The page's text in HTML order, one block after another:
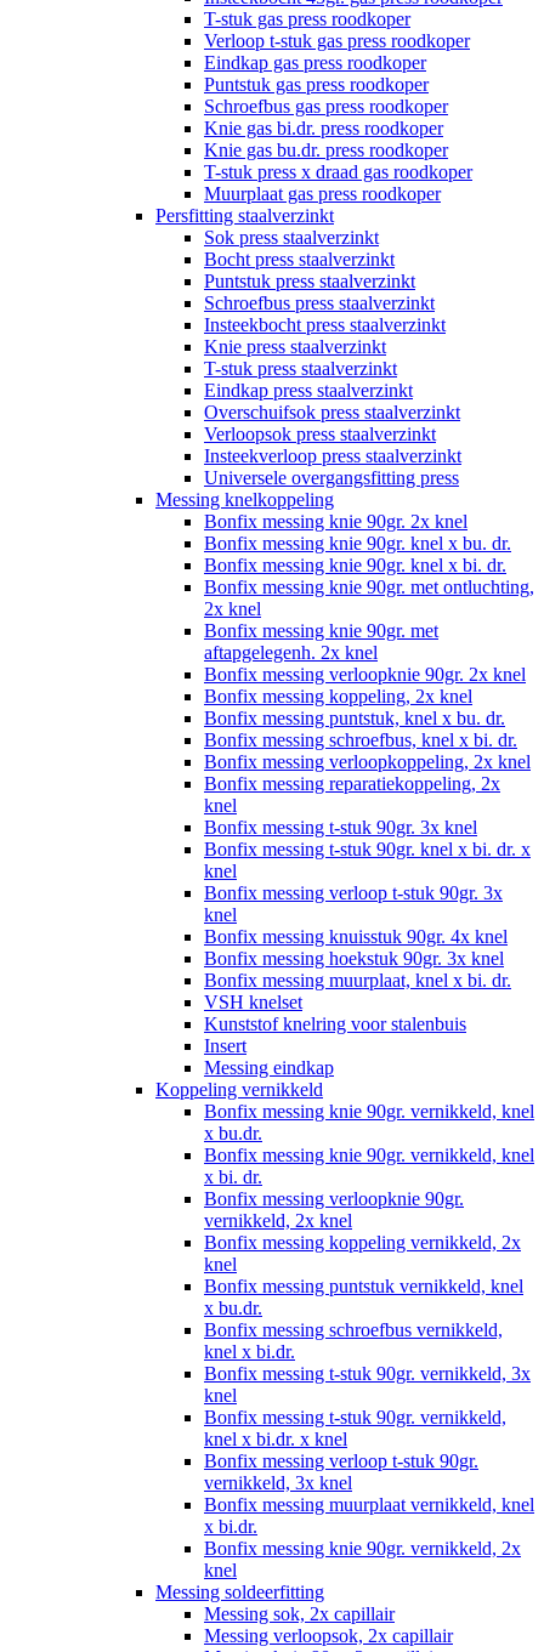
T-stuk gas press roodkoper
Verloop t-stuk gas press roodkoper
Eindkap gas press roodkoper
Puntstuk gas press roodkoper
Schroefbus gas press roodkoper
Knie gas bi.dr. press roodkoper
Knie gas bu.dr. press roodkoper
T-stuk press x draad gas roodkoper
Muurplaat gas press roodkoper
Persfitting staalverzinkt
Sok press staalverzinkt
Bocht press staalverzinkt
Puntstuk press staalverzinkt
Schroefbus press staalverzinkt
Insteekbocht press staalverzinkt
Knie press staalverzinkt
T-stuk press staalverzinkt
Eindkap press staalverzinkt
Overschuifsok press staalverzinkt
Verloopsok press staalverzinkt
Insteekverloop press staalverzinkt
Universele overgangsfitting press
Messing knelkoppeling
Bonfix messing knie 90gr. 2x knel
Bonfix messing knie 90gr. knel x bu. dr.
Bonfix messing knie 90gr. knel x bi. dr.
Bonfix messing knie 90gr. met ontluchting,
2x knel
Bonfix messing knie 90gr. met
aftapgelegenh. 2x knel
Bonfix messing verloopknie 90gr. 2x knel
Bonfix messing koppeling, 2x knel
Bonfix messing puntstuk, knel x bu. dr.
Bonfix messing schroefbus, knel x bi. dr.
Bonfix messing verloopkoppeling, 2x knel
Bonfix messing reparatiekoppeling, 2x
knel
Bonfix messing t-stuk 90gr. 3x knel
Bonfix messing t-stuk 90gr. knel x bi. dr. x
knel
Bonfix messing verloop t-stuk 90gr. 3x
knel
Bonfix messing knuisstuk 90gr. 4x knel
Bonfix messing hoekstuk 90gr. 3x knel
Bonfix messing muurplaat, knel x bi. dr.
VSH knelset
Kunststof knelring voor stalenbuis
Insert
Messing eindkap
Koppeling vernikkeld
Bonfix messing knie 90gr. vernikkeld, knel
x bu.dr.
Bonfix messing knie 90gr. vernikkeld, knel
x bi. dr.
Bonfix messing verloopknie 90gr.
vernikkeld, 2x knel
Bonfix messing koppeling vernikkeld, 2x
knel
Bonfix messing puntstuk vernikkeld, knel
x bu.dr.
Bonfix messing schroefbus vernikkeld,
knel x bi.dr.
Bonfix messing t-stuk 90gr. vernikkeld, 3x
knel
Bonfix messing t-stuk 90gr. vernikkeld,
knel x bi.dr. x knel
Bonfix messing verloop t-stuk 90gr.
vernikkeld, 3x knel
Bonfix messing muurplaat vernikkeld, knel
x bi.dr.
Bonfix messing knie 90gr. vernikkeld, 2x
knel
Messing soldeerfitting
Messing sok, 2x capillair
Messing verloopsok, 2x capillair